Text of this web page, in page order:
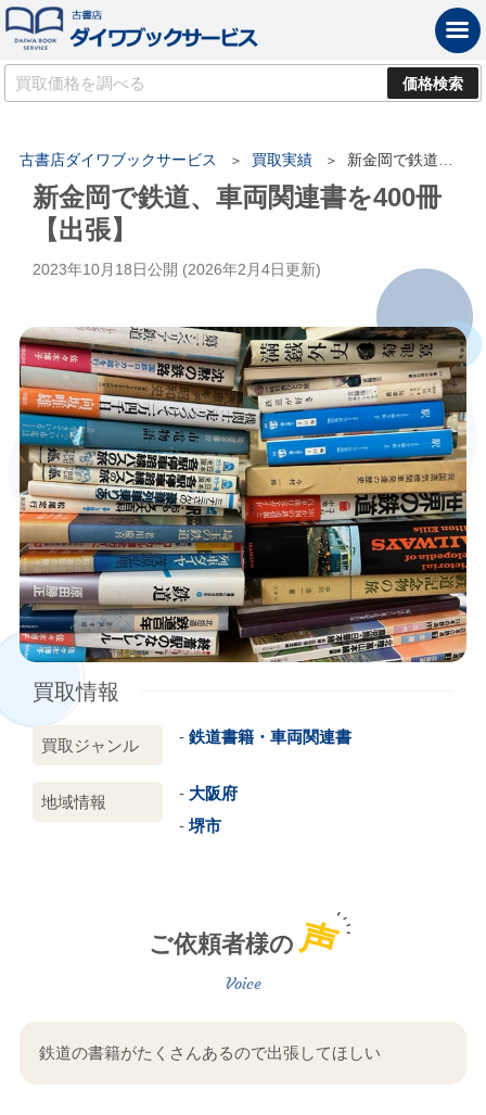
古書店ダイワブックサービス 買取実績 新金岡で鉄道、車両関連書を400冊【出張】
新金岡で鉄道、車両関連書を400冊
【出張】
2023年10月18日公開 (2026年2月4日更新)
買取情報
買取ジャンル 鉄道書籍・車両関連書
地域情報
大阪府
堺市
ご依頼者様の声
鉄道の書籍がたくさんあるので出張してほしい